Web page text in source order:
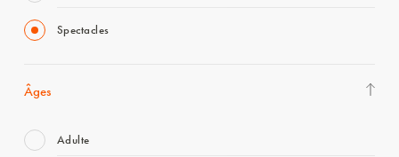
Spectacles
Âges
Adulte